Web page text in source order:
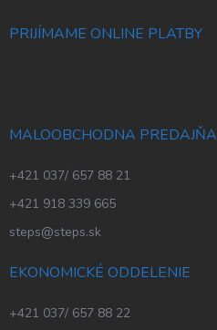
PRIJÍMAME ONLINE PLATBY
MALOOBCHODNA PREDAJŇA
+421 037/ 657 88 21
+421 918 339 665
steps@steps.sk
EKONOMICKÉ ODDELENIE
+421 037/ 657 88 22